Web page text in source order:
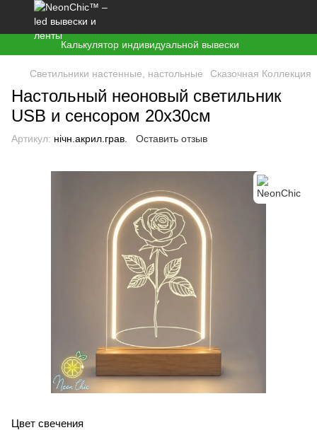
Калькулятор индивидуальной вывески
Светильники настенные, настольные Сказочная Коллекция
Настольный неоновый светильник
USB и сенсором 20х30см
Артикул: нічн.акрил.грав. Оставить отзыв
Цвет свечения